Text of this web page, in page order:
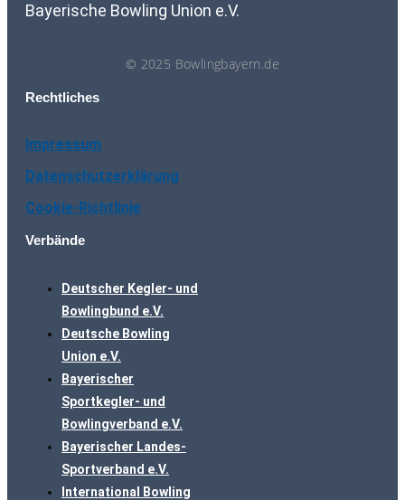
Bayerische Bowling Union e.V.
© 2025 Bowlingbayern.de
Rechtliches
Impressum
Datenschutzerklärung
Cookie-Richtlinie
Verbände
Deutscher Kegler- und
Bowlingbund e.V.
Deutsche Bowling
Union e.V.
Bayerischer
Sportkegler- und
Bowlingverband e.V.
Bayerischer Landes-
Sportverband e.V.
International Bowling